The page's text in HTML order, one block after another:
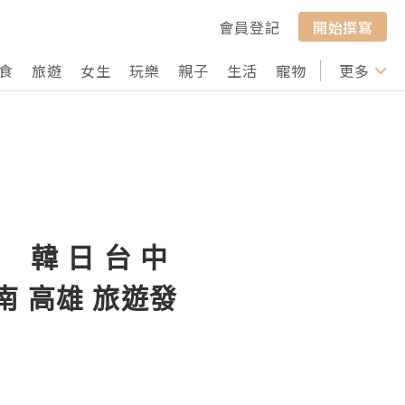
會員登記
開始撰寫
旅遊 女生 玩樂 親子 生活 寵物 行山 打卡
更多
韓 日 台 中
高雄 旅遊發